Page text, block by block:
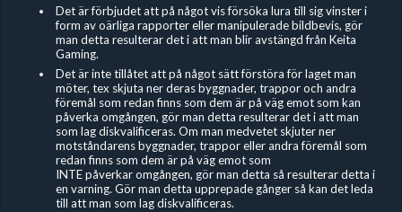
Det är förbjudet att på något vis försöka lura till sig vinster i
form av oärliga rapporter eller manipulerade bildbevis, gör
man detta resulterar det i att man blir avstängd från Keita
Gaming.
Det är inte tillåtet att på något sätt förstöra för laget man
möter, tex skjuta ner deras byggnader, trappor och andra
föremål som redan finns som dem är på väg emot som kan
påverka omgången, gör man detta resulterar det i att man
som lag diskvalificeras. Om man medvetet skjuter ner
motståndarens byggnader, trappor eller andra föremål som
redan finns som dem är på väg emot som
INTE påverkar omgången, gör man detta så resulterar detta i
en varning. Gör man detta upprepade gånger så kan det leda
till att man som lag diskvalificeras.